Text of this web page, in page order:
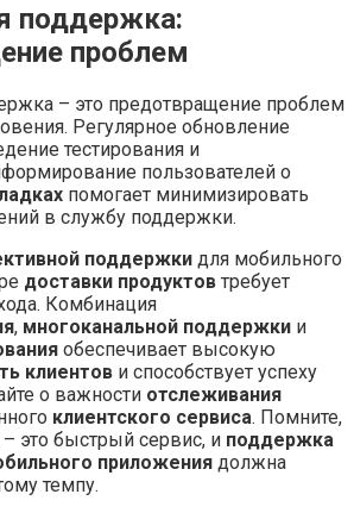
поддержка:
проблем
– это предотвращение проблем
Регулярное обновление
тестирования и
пользователей о
помогает минимизировать
в службу поддержки.
поддержки для мобильного
доставки продуктов требует
Комбинация
, многоканальной поддержки и
обеспечивает высокую
клиентов и способствует успеху
о важности отслеживания
клиентского сервиса. Помните,
– это быстрый сервис, и поддержка
приложения должна
темпу.